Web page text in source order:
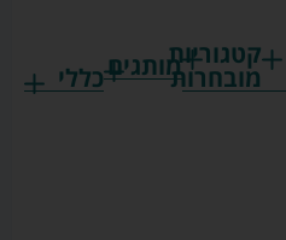
קטגוריות
מובחרותמותגים
גרקו
כללי